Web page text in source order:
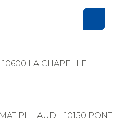
LA CHAPELLE-
PILLAUD – 10150 PONT